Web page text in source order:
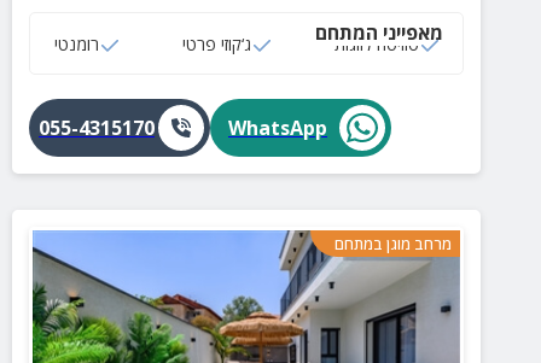
מאפייני המתחם
סוויטה לזוגות ג‘קוזי פרטי רומנטי
WhatsApp
055-4315170
מרחב מוגן במתחם